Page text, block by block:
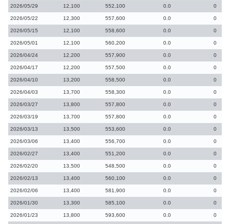
2026/05/29 12,100 552,100 0.0 0
2026/05/22 12,300 557,600 0.0 0
2026/05/15 12,100 558,600 0.0 0
2026/05/01 12,100 560,200 0.0 0
2026/04/24 12,200 557,900 0.0 0
2026/04/17 12,200 557,500 0.0 0
2026/04/10 13,200 558,500 0.0 0
2026/04/03 13,700 558,300 0.0 0
2026/03/27 13,800 557,800 0.0 0
2026/03/19 13,700 557,800 0.0 0
2026/03/13 13,500 553,600 0.0 0
2026/03/06 13,400 556,700 0.0 0
2026/02/27 13,400 551,200 0.0 0
2026/02/20 13,500 548,500 0.0 0
2026/02/13 13,400 560,100 0.0 0
2026/02/06 13,400 581,900 0.0 0
2026/01/30 13,300 585,100 0.0 0
2026/01/23 13,800 593,600 0.0 0